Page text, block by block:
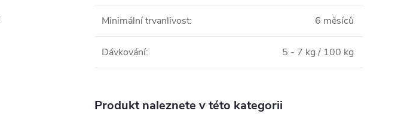
Minimální trvanlivost: 6 měsíců
Dávkování: 5 - 7 kg / 100 kg
Produkt naleznete v této kategorii